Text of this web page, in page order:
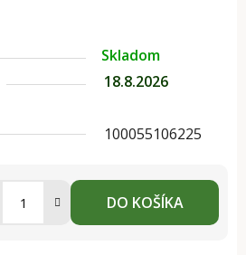
Skladom
18.8.2026
100055106225
DO KOŠÍKA